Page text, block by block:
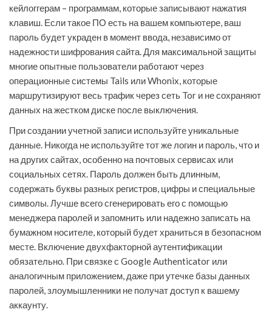
кейлоггерам – программам, которые записывают нажатия
клавиш. Если такое ПО есть на вашем компьютере, ваш
пароль будет украден в момент ввода, независимо от
надежности шифрования сайта. Для максимальной защиты
многие опытные пользователи работают через
операционные системы Tails или Whonix, которые
маршрутизируют весь трафик через сеть Tor и не сохраняют
данных на жестком диске после выключения.
При создании учетной записи используйте уникальные
данные. Никогда не используйте тот же логин и пароль, что и
на других сайтах, особенно на почтовых сервисах или
социальных сетях. Пароль должен быть длинным,
содержать буквы разных регистров, цифры и специальные
символы. Лучше всего сгенерировать его с помощью
менеджера паролей и запомнить или надежно записать на
бумажном носителе, который будет храниться в безопасном
месте. Включение двухфакторной аутентификации
обязательно. При связке с Google Authenticator или
аналогичным приложением, даже при утечке базы данных
паролей, злоумышленники не получат доступ к вашему
аккаунту.